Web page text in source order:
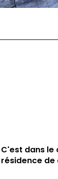
C'est dans le
résidence de